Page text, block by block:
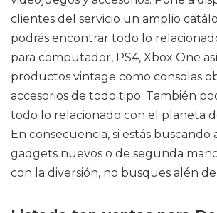
clientes del servicio un amplio
podrás encontrar todo lo
para computador, PS4, Xbox One
productos vintage como consolas
accesorios de todo tipo. También
todo lo relacionado con el planeta
En consecuencia, si estás buscando
gadgets nuevos o de segunda
con la diversión, no busques alén